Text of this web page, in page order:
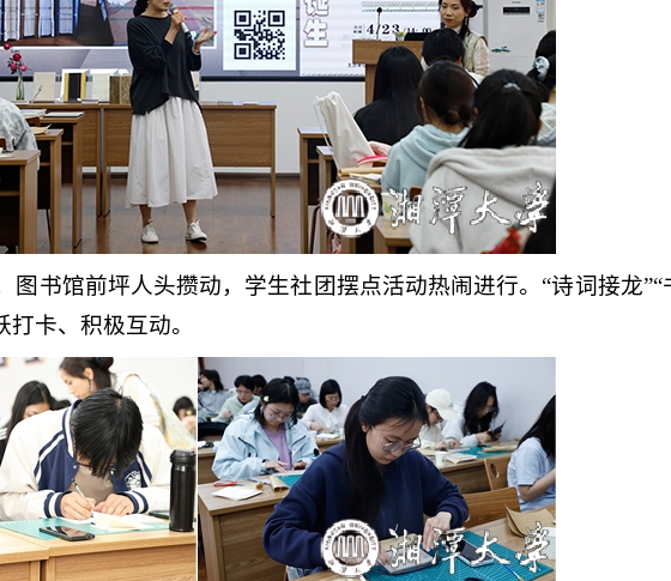
图书馆前坪人头攒动，学生社团摆点活动热闹进行。“诗词接龙”“
卡、积极互动。